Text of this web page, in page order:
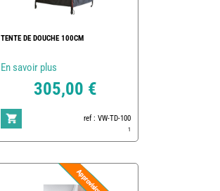
TENTE DE DOUCHE 100CM
En savoir plus
305,00 €
ref : VW-TD-100
1